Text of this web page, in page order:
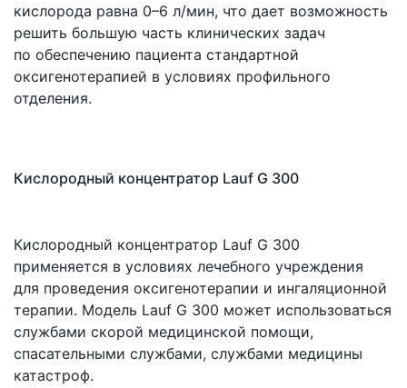
кислорода равна 0–6 л/мин, что дает возможность
решить большую часть клинических задач
по обеспечению пациента стандартной
оксигенотерапией в условиях профильного
отделения.
Кислородный концентратор Lauf G 300
Кислородный концентратор Lauf G 300
применяется в условиях лечебного учреждения
для проведения оксигенотерапии и ингаляционной
терапии. Модель Lauf G 300 может использоваться
службами скорой медицинской помощи,
спасательными службами, службами медицины
катастроф.